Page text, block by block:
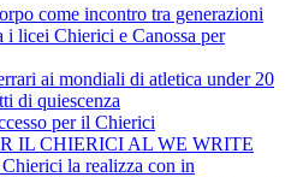
come incontro tra generazioni
i licei Chierici e Canossa per
ai mondiali di atletica under 20
di quiescenza
per il Chierici
IL CHIERICI AL WE WRITE
la realizza con in